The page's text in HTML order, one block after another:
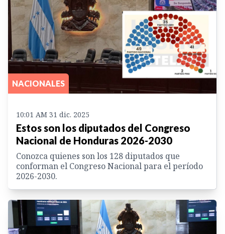
NACIONALES
10:01 AM 31 dic. 2025
Estos son los diputados del Congreso
Nacional de Honduras 2026-2030
Conozca quienes son los 128 diputados que
conforman el Congreso Nacional para el período
2026-2030.